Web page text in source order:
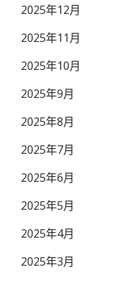
2025年12月
2025年11月
2025年10月
2025年9月
2025年8月
2025年7月
2025年6月
2025年5月
2025年4月
2025年3月